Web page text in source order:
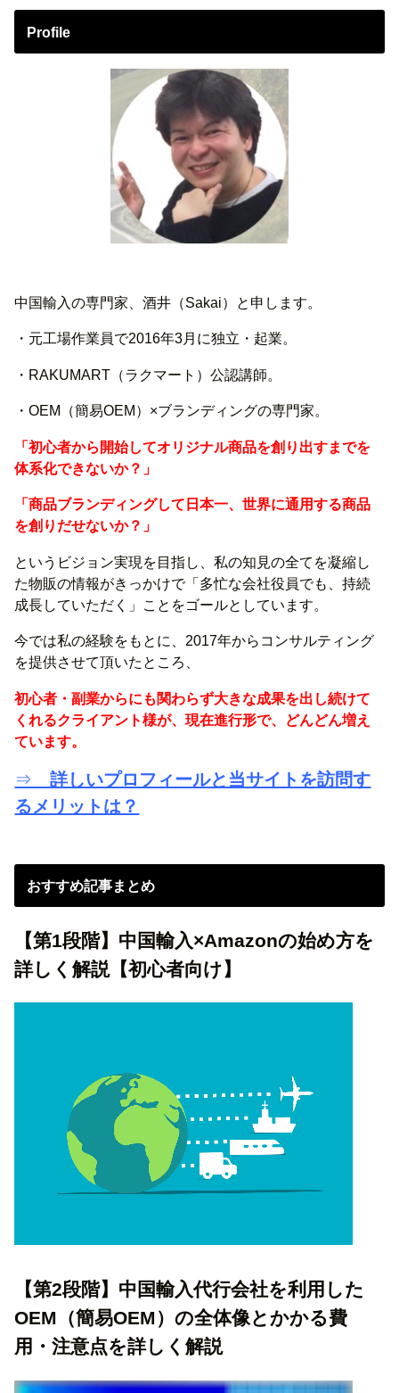
Profile
中国輸入の専門家、酒井（Sakai）と申します。
・元工場作業員で2016年3月に独立・起業。
・RAKUMART（ラクマート）公認講師。
・OEM（簡易OEM）×ブランディングの専門家。
「初心者から開始してオリジナル商品を創り出すまでを
体系化できないか？」
「商品ブランディングして日本一、世界に通用する商品
を創りだせないか？」
というビジョン実現を目指し、私の知見の全てを凝縮し
た物販の情報がきっかけで「多忙な会社役員でも、持続
成長していただく」ことをゴールとしています。
今では私の経験をもとに、2017年からコンサルティング
を提供させて頂いたところ、
初心者・副業からにも関わらず大きな成果を出し続けて
くれるクライアント様が、現在進行形で、どんどん増え
ています。
⇒詳しいプロフィールと当サイトを訪問す
るメリットは？
おすすめ記事まとめ
【第1段階】中国輸入×Amazonの始め方を
詳しく解説【初心者向け】
【第2段階】中国輸入代行会社を利用した
OEM（簡易OEM）の全体像とかかる費
用・注意点を詳しく解説